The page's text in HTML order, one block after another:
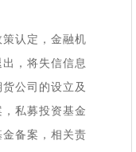
认定，金融机
，将失信信息
公司的设立及
私募投资基金
备案，相关责